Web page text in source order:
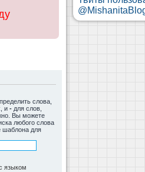
слова,
и - для слов,
Вы можете
любого слова
шаблона для
языком